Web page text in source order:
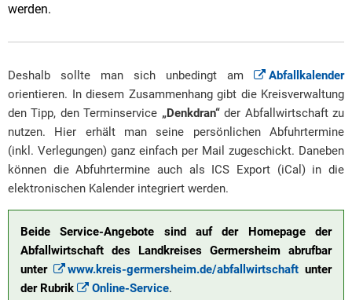
werden.
Deshalb sollte man sich unbedingt am
Abfallkalender
orientieren. In diesem Zusammenhang gibt die Kreisverwaltung
den Tipp, den Terminservice „Denkdran“der Abfallwirtschaft zu
nutzen. Hier erhält man seine persönlichen Abfuhrtermine
(inkl. Verlegungen) ganz einfach per Mail zugeschickt. Daneben
können die Abfuhrtermine auch als ICS Export (iCal) in die
elektronischen Kalender integriert werden.
Beide Service-Angebote sind auf der Homepage der
Abfallwirtschaft des Landkreises Germersheim abrufbar
unter
www.kreis-germersheim.de/abfallwirtschaft unter
der Rubrik
Online-Service.